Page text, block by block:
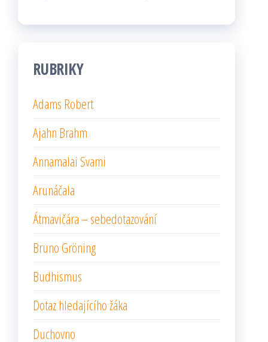
RUBRIKY
Adams Robert
Ajahn Brahm
Annamalai Svami
Arunáčala
Átmavičára – sebedotazování
Bruno Gröning
Budhismus
Dotaz hledajícího žáka
Duchovno